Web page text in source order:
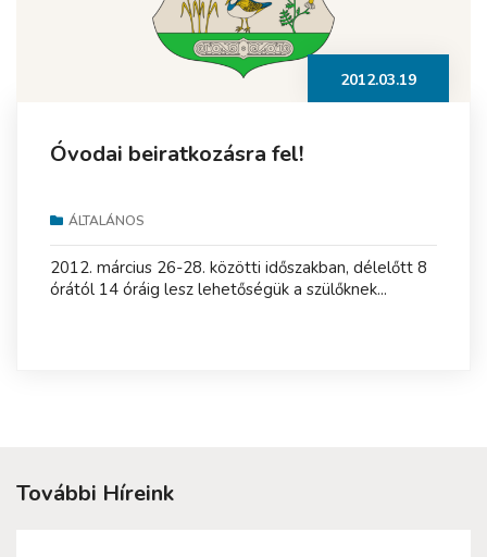
2012.03.19
Óvodai beiratkozásra fel!
ÁLTALÁNOS
2012. március 26-28. közötti időszakban, délelőtt 8
órától 14 óráig lesz lehetőségük a szülőknek...
További Híreink